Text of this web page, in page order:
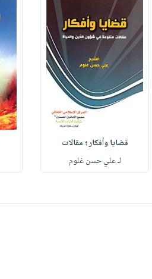
قضايا وأفكار ؛ مقالات
لـ علي حسن غلوم